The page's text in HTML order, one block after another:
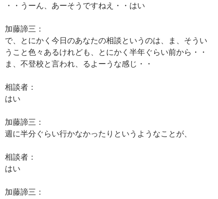
・・うーん、あーそうですねえ・・はい
加藤諦三：
で、とにかく今日のあなたの相談というのは、ま、そうい
うこと色々あるけれども、とにかく半年ぐらい前から・・
ま、不登校と言われ、るよーうな感じ・・
相談者：
はい
加藤諦三：
週に半分ぐらい行かなかったりというようなことが、
相談者：
はい
加藤諦三：